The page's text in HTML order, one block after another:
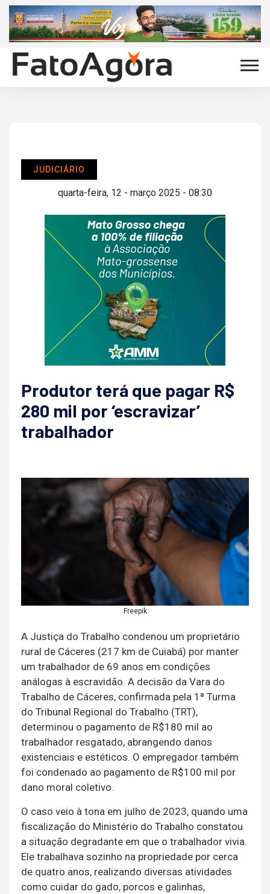
JUDICIÁRIO
quarta-feira, 12 - março 2025 - 08:30
Produtor terá que pagar R$
280 mil por ‘escravizar’
trabalhador
Freepik
A Justiça do Trabalho condenou um proprietário
rural de Cáceres (217 km de Cuiabá) por manter
um trabalhador de 69 anos em condições
análogas à escravidão. A decisão da Vara do
Trabalho de Cáceres, confirmada pela 1ª Turma
do Tribunal Regional do Trabalho (TRT),
determinou o pagamento de R$180 mil ao
trabalhador resgatado, abrangendo danos
existenciais e estéticos. O empregador também
foi condenado ao pagamento de R$100 mil por
dano moral coletivo.
O caso veio à tona em julho de 2023, quando uma
fiscalização do Ministério do Trabalho constatou
a situação degradante em que o trabalhador vivia.
Ele trabalhava sozinho na propriedade por cerca
de quatro anos, realizando diversas atividades
como cuidar do gado, porcos e galinhas,